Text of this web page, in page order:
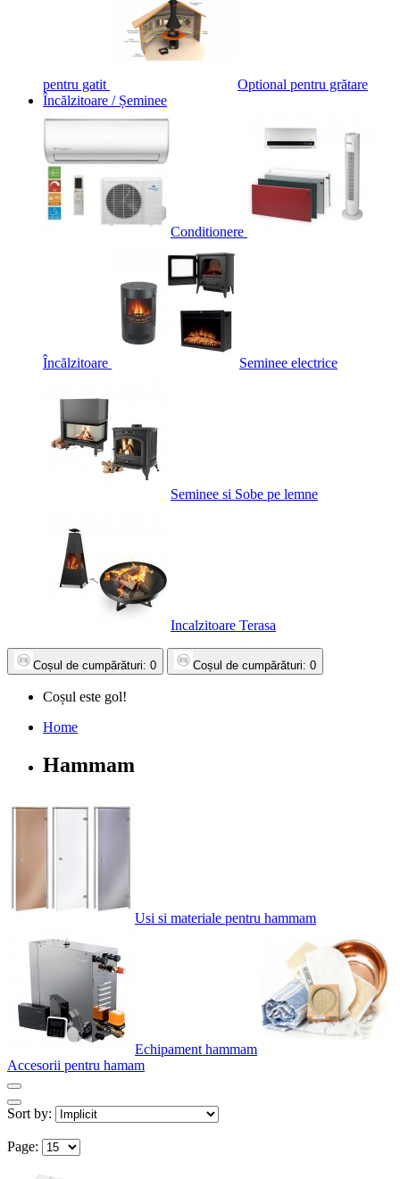
pentru gatit
Optional pentru grătare
Încălzitoare / Șeminee
Conditionere
Încălzitoare Seminee electrice
Seminee si Sobe pe lemne
Incalzitoare Terasa
Coșul de cumpărături: 0 Coșul de cumpărături: 0
Coșul este gol!
Home
Hammam
Usi si materiale pentru hammam
Echipament hammam
Accesorii pentru hamam
Sort by:
Page: